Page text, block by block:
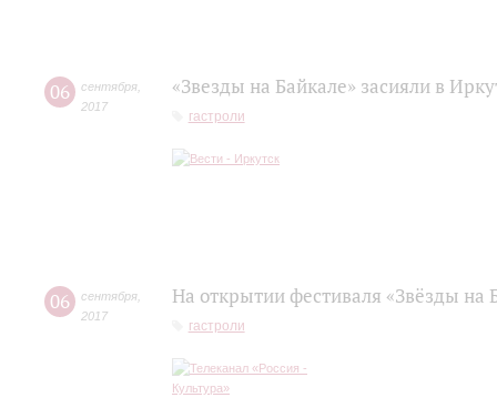
06 сентября
2017
«Звезды на Байкале» засияли в
гастроли
06 сентября
2017
На открытии фестиваля «Звёзды на
гастроли